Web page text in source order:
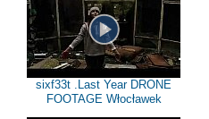
sixf33t .Last Year DRONE
FOOTAGE Włocławek